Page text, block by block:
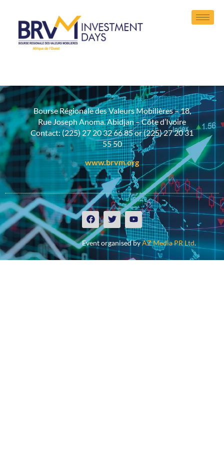
Bourse Régionale des Valeurs Mobilières – 18,
Rue Joseph Anoma. Abidjan – Côte d’Ivoire
Contact: (225) 27 20 32 66 85 or (225) 27 20 31
55 50
www.brvm.org
Event organised byAZ Media PR Ltd.